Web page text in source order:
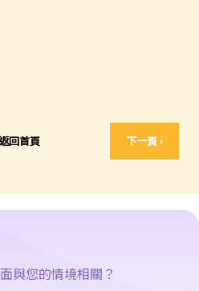
返回首頁 下一頁 ›
與您的情境相關？